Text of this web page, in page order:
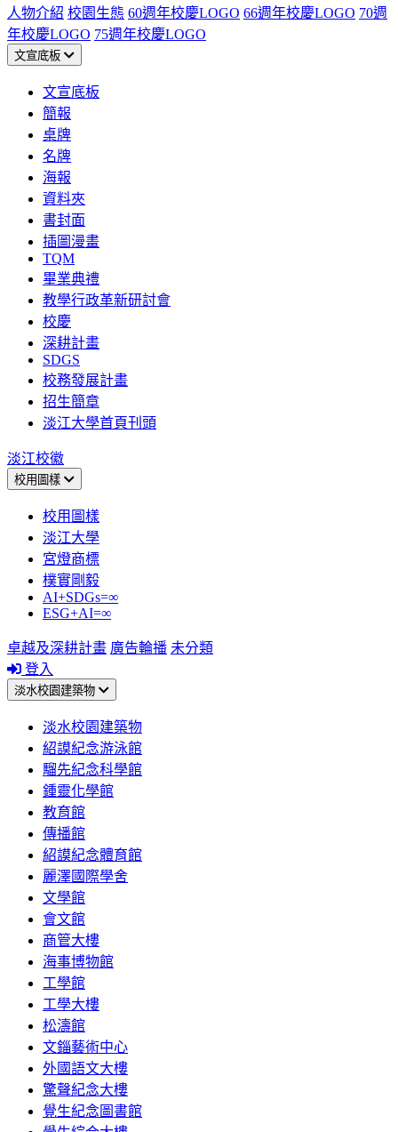
人物介紹 校園生態 60週年校慶LOGO 66週年校慶LOGO 70週
年校慶LOGO 75週年校慶LOGO
文宣底板
文宣底板
簡報
桌牌
名牌
海報
資料夾
書封面
插圖漫畫
TQM
畢業典禮
教學行政革新研討會
校慶
深耕計畫
SDGS
校務發展計畫
招生簡章
淡江大學首頁刊頭
淡江校徽
校用圖樣
校用圖樣
淡江大學
宮燈商標
樸實剛毅
AI+SDGs=∞
ESG+AI=∞
卓越及深耕計畫 廣告輪播 未分類
登入
淡水校園建築物
淡水校園建築物
紹謨紀念游泳館
騮先紀念科學館
鍾靈化學館
教育館
傳播館
紹謨紀念體育館
麗澤國際學舍
文學館
會文館
商管大樓
海事博物館
工學館
工學大樓
松濤館
文錙藝術中心
外國語文大樓
驚聲紀念大樓
覺生紀念圖書館